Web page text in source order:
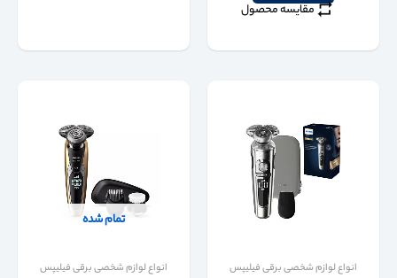
مقایسه محصول
انواع لوازم شخصی برقی فیلیپس
تمام شده
انواع لوازم شخصی برقی فیلیپس